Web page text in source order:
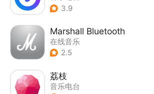
3.9
Marshall Bluetooth
在线音乐
2.5
荔枝
音乐电台